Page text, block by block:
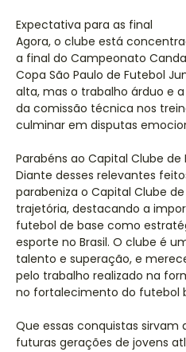
Expectativa para as final
Agora, o clube está
a final do Campeonato
Copa São Paulo de Futebol
alta, mas o trabalho árduo e
da comissão técnica nos
culminar em disputas
Parabéns ao Capital Clube de
Diante desses relevantes
parabeniza o Capital Clube
trajetória, destacando a
futebol de base como
esporte no Brasil. O clube é
talento e superação, e
pelo trabalho realizado na
no fortalecimento do futebol
Que essas conquistas sirvam
futuras gerações de jovens